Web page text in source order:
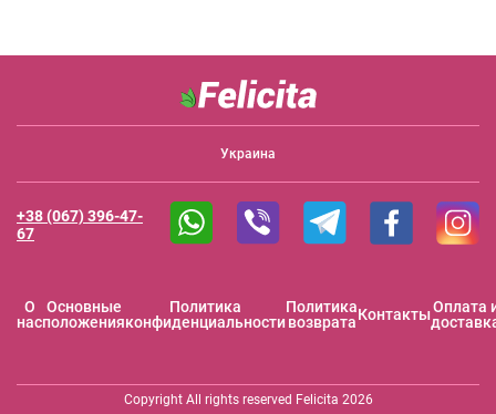
Украина
O
нас
Основные
положения
Политика
конфиденциальности
Политика
возвратаКонтактыОплата
+38 (067) 396-47-
67
Copyright All rights reserved Felicita 2026